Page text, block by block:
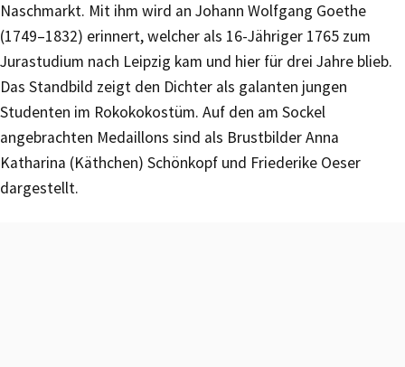
Naschmarkt. Mit ihm wird an Johann Wolfgang Goethe
(1749–1832) erinnert, welcher als 16-Jähriger 1765 zum
Jurastudium nach Leipzig kam und hier für drei Jahre blieb.
Das Standbild zeigt den Dichter als galanten jungen
Studenten im Rokokokostüm. Auf den am Sockel
angebrachten Medaillons sind als Brustbilder Anna
Katharina (Käthchen) Schönkopf und Friederike Oeser
dargestellt.